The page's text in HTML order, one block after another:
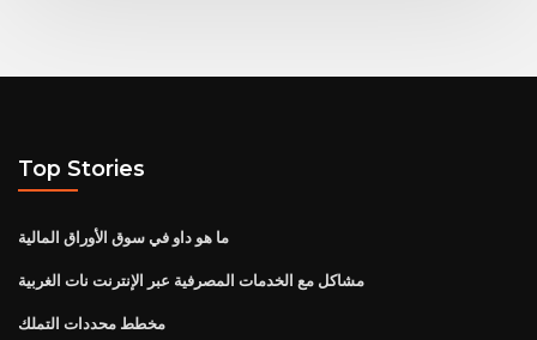
Top Stories
ما هو داو في سوق الأوراق المالية
مشاكل مع الخدمات المصرفية عبر الإنترنت نات الغربية
مخطط محددات التملك